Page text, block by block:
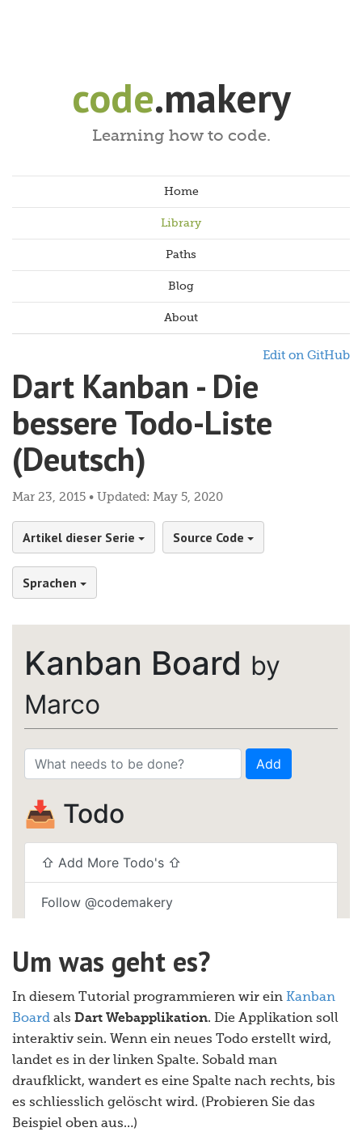
code.makery
Learning how to code.
Home
Library
Paths
Blog
About
Edit on GitHub
Dart Kanban - Die
bessere Todo-Liste
(Deutsch)
Mar 23, 2015 • Updated: May 5, 2020
Artikel dieser Serie Source Code
Sprachen
Um was geht es?
In diesem Tutorial programmieren wir ein Kanban
Board als Dart Webapplikation. Die Applikation soll
interaktiv sein. Wenn ein neues Todo erstellt wird,
landet es in der linken Spalte. Sobald man
draufklickt, wandert es eine Spalte nach rechts, bis
es schliesslich gelöscht wird. (Probieren Sie das
Beispiel oben aus…)